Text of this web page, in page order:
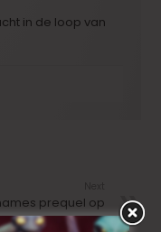
in de loop van
prequel op
Eleven» bijna van